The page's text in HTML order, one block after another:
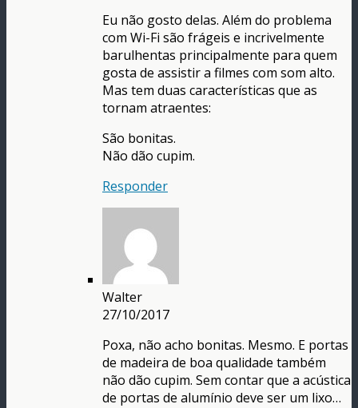
Eu não gosto delas. Além do problema
com Wi-Fi são frágeis e incrivelmente
barulhentas principalmente para quem
gosta de assistir a filmes com som alto.
Mas tem duas características que as
tornam atraentes:
São bonitas.
Não dão cupim.
Responder
Walter
27/10/2017
Poxa, não acho bonitas. Mesmo. E portas
de madeira de boa qualidade também
não dão cupim. Sem contar que a acústica
de portas de alumínio deve ser um lixo…